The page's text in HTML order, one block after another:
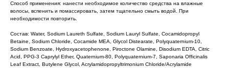
Способ применения: нанести необходимое количество средства на влажные
волосы, вспенить и помассировать, затем тщательно смыть водой. При
необходимости повторить.
Состав: Water, Sodium Laureth Sulfate, Sodium Lauryl Sulfate, Cocamidopropyl
Betaine, Sodium Chloride, Cocamide MEA, Glycol Distearate, Polyquaternium-10,
Sodium Benzoate, Hydroxyacetophenone, Piroctone Olamine, Disodium EDTA, Citric
Acid, PPG-3 Caprylyl Ether, Quaternium-80, Polyquaternium-7, Saponaria Officinalis
Leaf Extract, Butylene Glycol, Acrylamidopropyltrimonium Chloride/Acrylamide